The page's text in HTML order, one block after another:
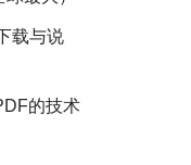
载与说
的技术